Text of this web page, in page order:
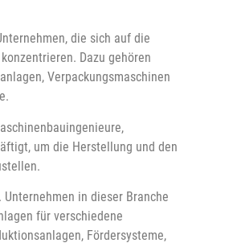
die sich auf die
Dazu gehören
Verpackungsmaschinen
um die Herstellung und den
in dieser Branche
für verschiedene
Fördersysteme,